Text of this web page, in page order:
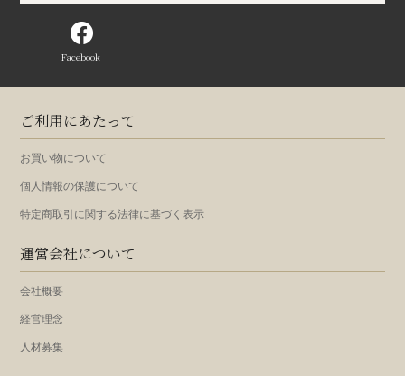
Facebook
ご利用にあたって
お買い物について
個人情報の保護について
特定商取引に関する法律に基づく表示
運営会社について
会社概要
経営理念
人材募集